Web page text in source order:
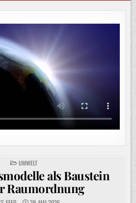
POSTED
IN
UMWELT
als Baustein
Raumordnung